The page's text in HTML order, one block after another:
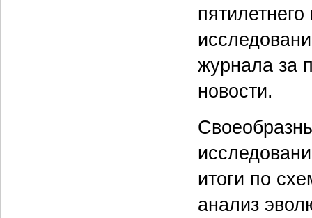
журнала за
новости.
итоги по
анализ